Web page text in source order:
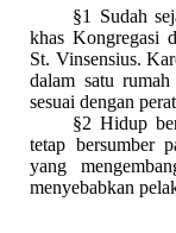
§1 Sudah
khas Kongregasi
St. Vinsensius.
dalam satu
sesuai dengan
§2 Hidup
tetap bersumber
yang
menyebabkan